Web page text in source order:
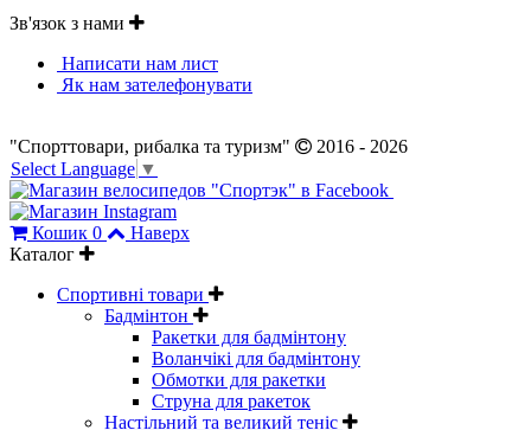
Зв'язок з нами
Написати нам лист
Як нам зателефонувати
"Спорттовари, рибалка та туризм"
2016 - 2026
Select Language ▼
Кошик 0
Наверх
Каталог
Спортивні товари
Бадмінтон
Ракетки для бадмінтону
Воланчікі для бадмінтону
Обмотки для ракетки
Струна для ракеток
Настільний та великий теніс